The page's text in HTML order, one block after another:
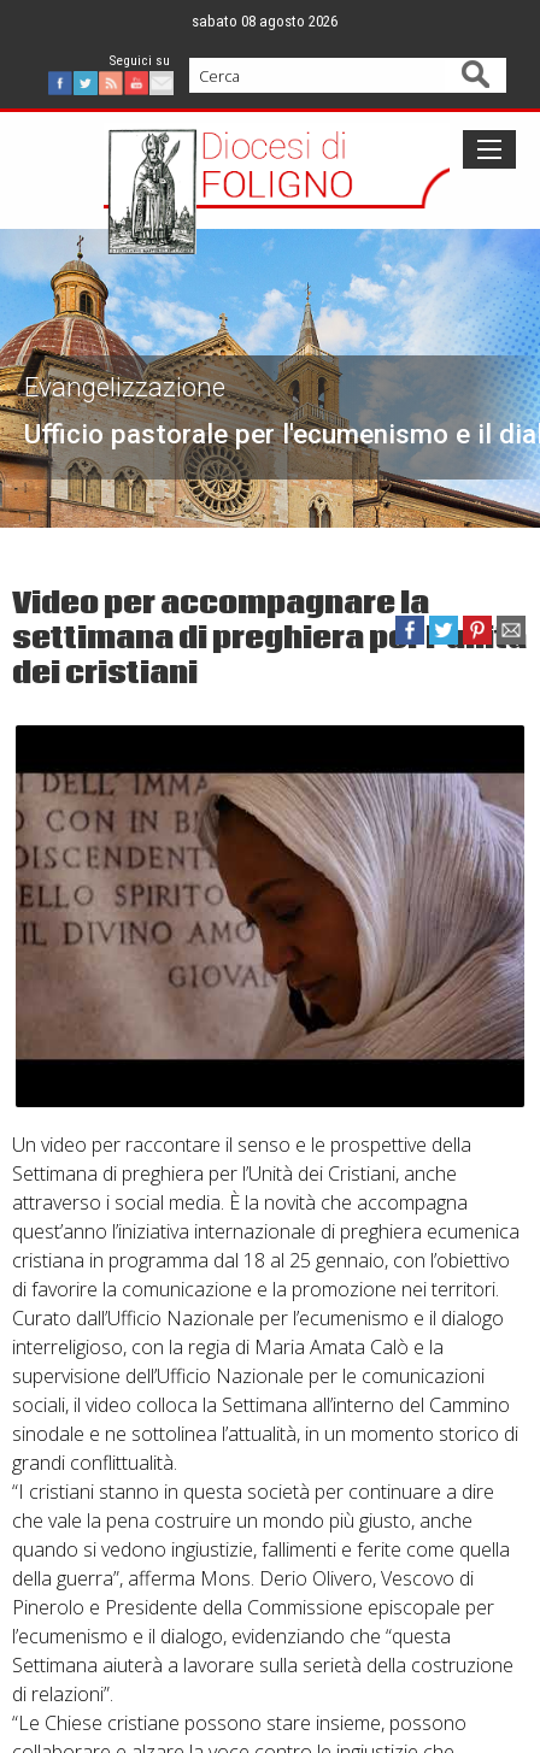
content
sabato 08 agosto 2026
Facebook
Twitter
FeedYoutube
Mail
Cerca
Ufficio pastorale per l'ecumenismo e il
Evangelizzazione
Video per accompagnare la
settimana di preghiera per l’unità
dei cristiani
Un video per raccontare il senso e le prospettive della
Settimana di preghiera per l’Unità dei Cristiani, anche
attraverso i social media. È la novità che accompagna
quest’anno l’iniziativa internazionale di preghiera ecumenica
cristiana in programma dal 18 al 25 gennaio, con l’obiettivo
di favorire la comunicazione e la promozione nei territori.
Curato dall’Ufficio Nazionale per l’ecumenismo e il dialogo
interreligioso, con la regia di Maria Amata Calò e la
supervisione dell’Ufficio Nazionale per le comunicazioni
sociali, il video colloca la Settimana all’interno del Cammino
sinodale e ne sottolinea l’attualità, in un momento storico di
grandi conflittualità.
“I cristiani stanno in questa società per continuare a dire
che vale la pena costruire un mondo più giusto, anche
quando si vedono ingiustizie, fallimenti e ferite come quella
della guerra”, afferma Mons. Derio Olivero, Vescovo di
Pinerolo e Presidente della Commissione episcopale per
l’ecumenismo e il dialogo, evidenziando che “questa
Settimana aiuterà a lavorare sulla serietà della costruzione
di relazioni”.
“Le Chiese cristiane possono stare insieme, possono